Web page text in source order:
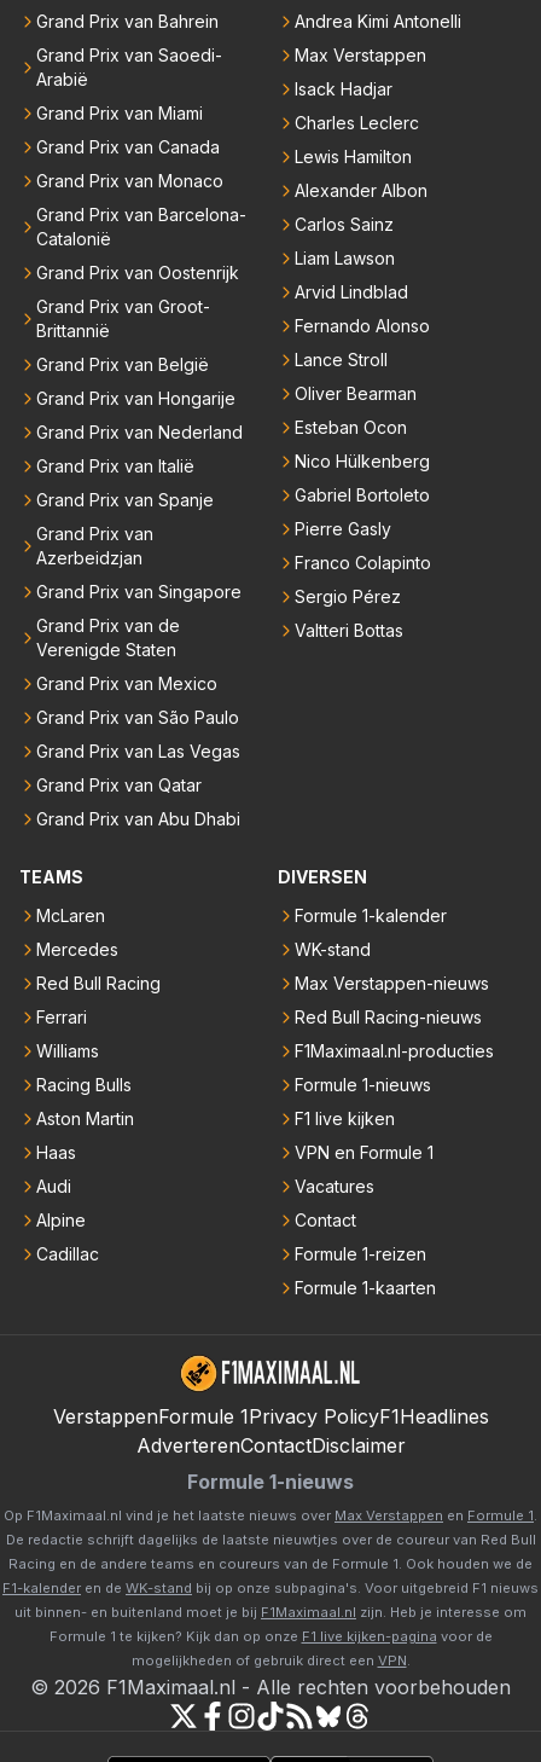
meesten van hen al sinds dat RB hun intrede deed a
anwezig waren. De mensen die nu een aantal van di
e lege plaatsen op gaan vullen hebben ook al jaren
binnen RB gewerkt en zijn voor Max geen vreemde
n meer. Ook andere teams verliezen mensen. Er wo
rdt teveel drama van gemaakt.
Grand Prix van Bahrein
Grand Prix van Saoedi-
Arabië
Grand Prix van Miami
Grand Prix van Canada
Grand Prix van Monaco
Grand Prix van Barcelona-
Catalonië
Grand Prix van Oostenrijk
Grand Prix van Groot-
Brittannië
Grand Prix van België
Grand Prix van Hongarije
Grand Prix van Nederland
Grand Prix van Italië
Grand Prix van Spanje
Grand Prix van
Azerbeidzjan
Grand Prix van Singapore
Grand Prix van de
Verenigde Staten
Grand Prix van Mexico
Grand Prix van São Paulo
Grand Prix van Las Vegas
Grand Prix van Qatar
Grand Prix van Abu Dhabi
Andrea Kimi Antonelli
Max Verstappen
Isack Hadjar
Charles Leclerc
Lewis Hamilton
Alexander Albon
Carlos Sainz
Liam Lawson
Arvid Lindblad
Fernando Alonso
Lance Stroll
Oliver Bearman
Esteban Ocon
Nico Hülkenberg
Gabriel Bortoleto
Pierre Gasly
Franco Colapinto
Sergio Pérez
Valtteri Bottas
TEAMS
McLaren
Mercedes
Red Bull Racing
Ferrari
Williams
Racing Bulls
Aston Martin
Haas
Audi
Alpine
Cadillac
DIVERSEN
Formule 1-kalender
WK-stand
Max Verstappen-nieuws
Red Bull Racing-nieuws
F1Maximaal.nl-producties
Formule 1-nieuws
F1 live kijken
VPN en Formule 1
Vacatures
Contact
Formule 1-reizen
Formule 1-kaarten
VerstappenFormule 1Privacy PolicyF1Headlines
AdverterenContactDisclaimer
Formule 1-nieuws
Op F1Maximaal.nl vind je het laatste nieuws over Max Verstappen en Formule 1
De redactie schrijft dagelijks de laatste nieuwtjes over de coureur van Red Bull
Racing en de andere teams en coureurs van de Formule 1. Ook houden we de
F1-kalender en de WK-stand bij op onze subpagina's. Voor uitgebreid F1 nieuws
uit binnen- en buitenland moet je bij F1Maximaal.nl zijn. Heb je interesse om
Formule 1 te kijken? Kijk dan op onze F1 live kijken-pagina voor de
mogelijkheden of gebruik direct een VPN
© 2026 F1Maximaal.nl - Alle rechten voorbehouden